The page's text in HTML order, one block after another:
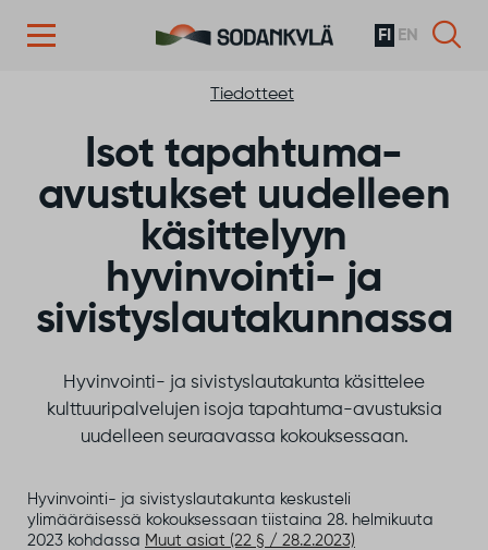
FI EN
Tiedotteet
Isot tapahtuma-
avustukset uudelleen
käsittelyyn
hyvinvointi- ja
sivistyslautakunnassa
Hyvinvointi- ja sivistyslautakunta käsittelee
kulttuuripalvelujen isoja tapahtuma-avustuksia
uudelleen seuraavassa kokouksessaan.
Hyvinvointi- ja sivistyslautakunta keskusteli
ylimääräisessä kokouksessaan tiistaina 28. helmikuuta
2023 kohdassa Muut asiat (22 § / 28.2.2023)